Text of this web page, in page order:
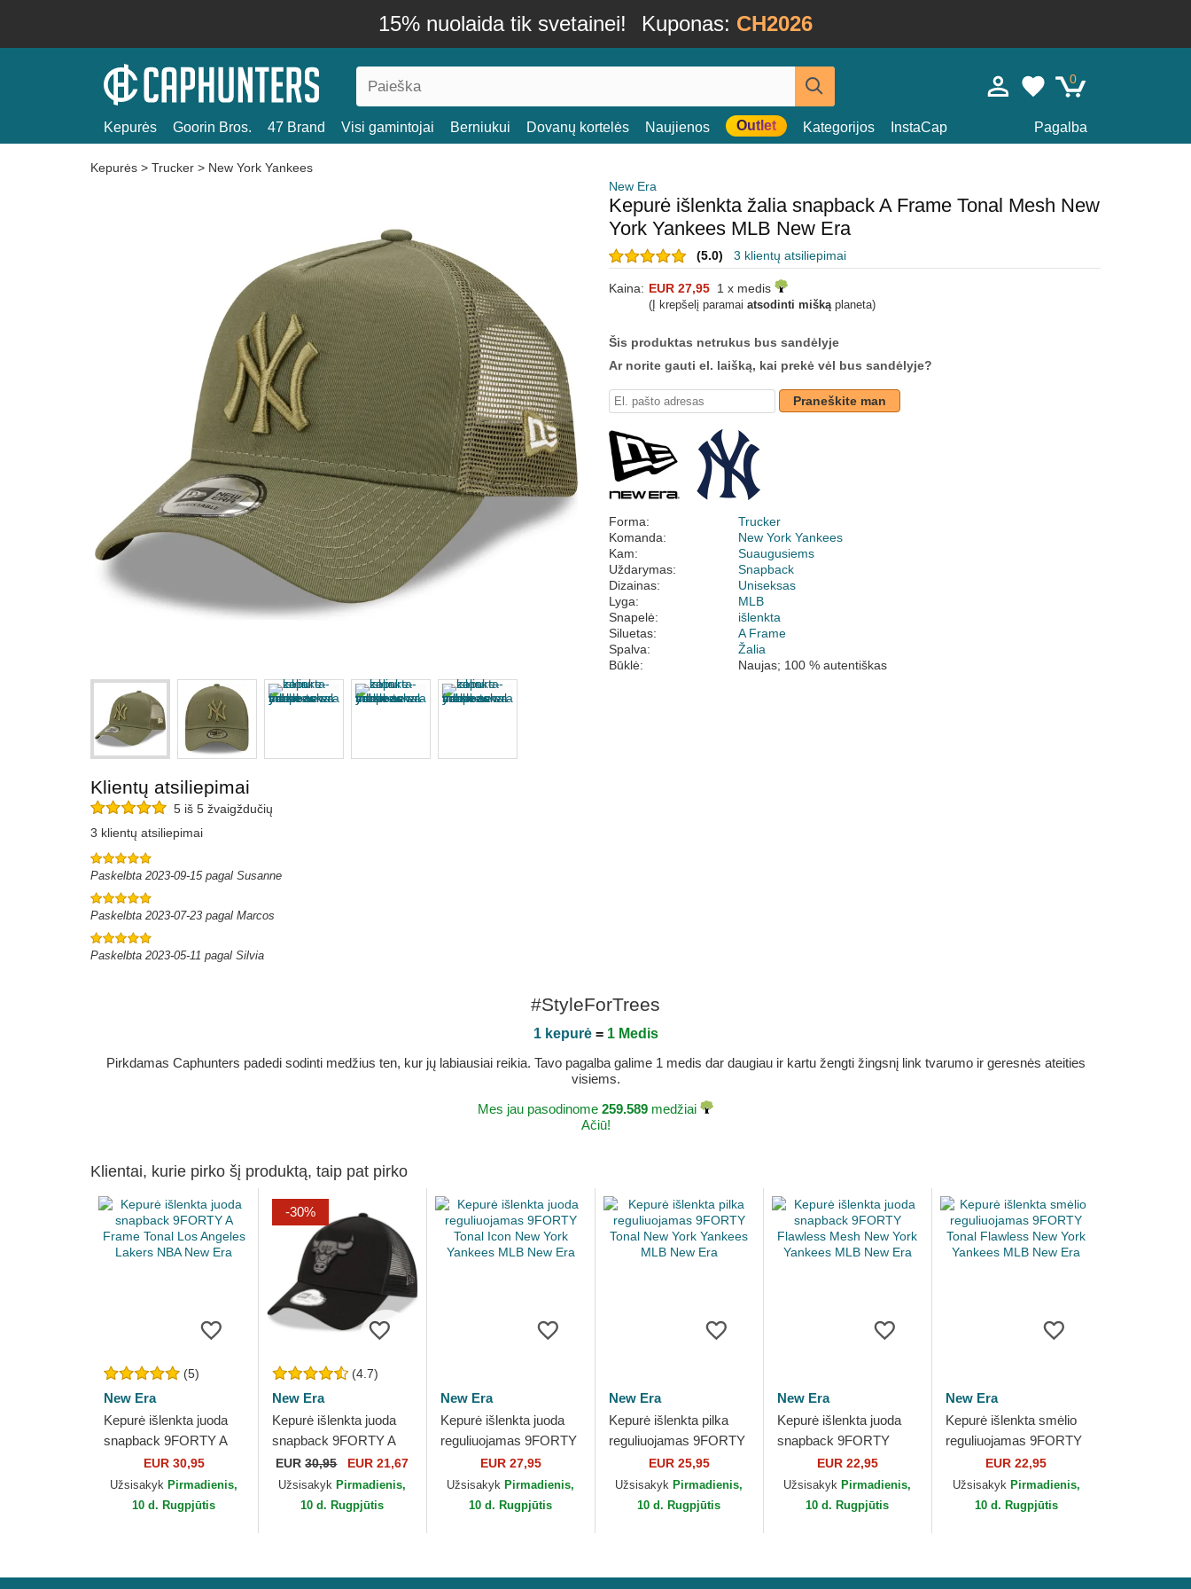
15% nuolaida tik svetainei! Kuponas: CH2026
0
Kepurės Goorin Bros. 47 Brand Visi gamintojai Berniukui Dovanų kortelės Naujienos Outlet Kategorijos InstaCap Pagalba
Kepurės > Trucker > New York Yankees
New Era
Kepurė išlenkta žalia snapback A Frame Tonal Mesh New
York Yankees MLB New Era
(5.0) 3 klientų atsiliepimai
Kaina: EUR 27,95 1 x medis
(Į krepšelį paramai atsodinti miškąplaneta)
Šis produktas netrukus bus sandėlyje
Ar norite gauti el. laišką, kai prekė vėl bus sandėlyje?
Praneškite man
Forma:
Trucker
Komanda:
New York Yankees
Kam:
Suaugusiems
Uždarymas:
Snapback
Dizainas:
Uniseksas
Lyga:
MLB
Snapelė:
išlenkta
Siluetas:
A Frame
Spalva:
Žalia
Būklė:
Naujas; 100 % autentiškas
Klientų atsiliepimai
5 iš 5 žvaigždučių
3 klientų atsiliepimai
Paskelbta 2023-09-15 pagal Susanne
Paskelbta 2023-07-23 pagal Marcos
Paskelbta 2023-05-11 pagal Silvia
#StyleForTrees
1 kepurė= 1 Medis
Pirkdamas Caphunters padedi sodinti medžius ten, kur jų labiausiai reikia. Tavo pagalba galime 1 medis dar daugiau ir kartu žengti žingsnį link tvarumo ir geresnės ateities
visiems.
Mes jau pasodinome 259.589 medžiai
Ačiū!
Klientai, kurie pirko šį produktą, taip pat pirko
(5)
New Era
Kepurė išlenkta juoda
snapback 9FORTY A
Frame Tonal Los
Angeles Lakers NBA
New Era
EUR 30,95
Užsisakyk Pirmadienis,
10 d. Rugpjūtis
-30%
(4.7)
New Era
Kepurė išlenkta juoda
snapback 9FORTY A
Frame Tonal Chicago
Bulls NBA New Era
EUR30,95 EUR 21,67
Užsisakyk Pirmadienis,
10 d. Rugpjūtis
New Era
Kepurė išlenkta juoda
reguliuojamas 9FORTY
Tonal Icon New York
Yankees MLB New Era
EUR 27,95
Užsisakyk Pirmadienis,
10 d. Rugpjūtis
New Era
Kepurė išlenkta pilka
reguliuojamas 9FORTY
Tonal New York
Yankees MLB New Era
EUR 25,95
Užsisakyk Pirmadienis,
10 d. Rugpjūtis
New Era
Kepurė išlenkta juoda
snapback 9FORTY
Flawless Mesh New
York Yankees MLB
New Era
EUR 22,95
Užsisakyk Pirmadienis,
10 d. Rugpjūtis
New Era
Kepurė išlenkta smėlio
reguliuojamas 9FORTY
Tonal Flawless New
York Yankees MLB New
EUR 22,95
Užsisakyk Pirmadienis,
10 d. Rugpjūtis